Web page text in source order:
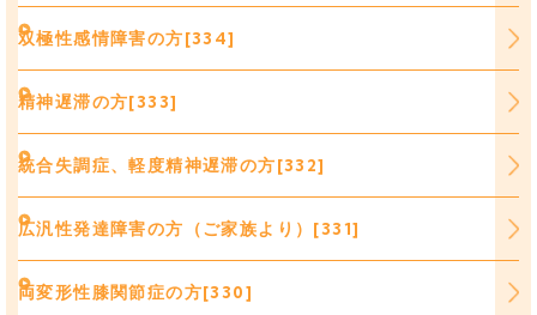
双極性感情障害の方[334]
精神遅滞の方[333]
統合失調症、軽度精神遅滞の方[332]
広汎性発達障害の方（ご家族より）[331]
両変形性膝関節症の方[330]